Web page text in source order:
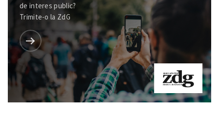
de interes public?
Trimite-o la ZdG